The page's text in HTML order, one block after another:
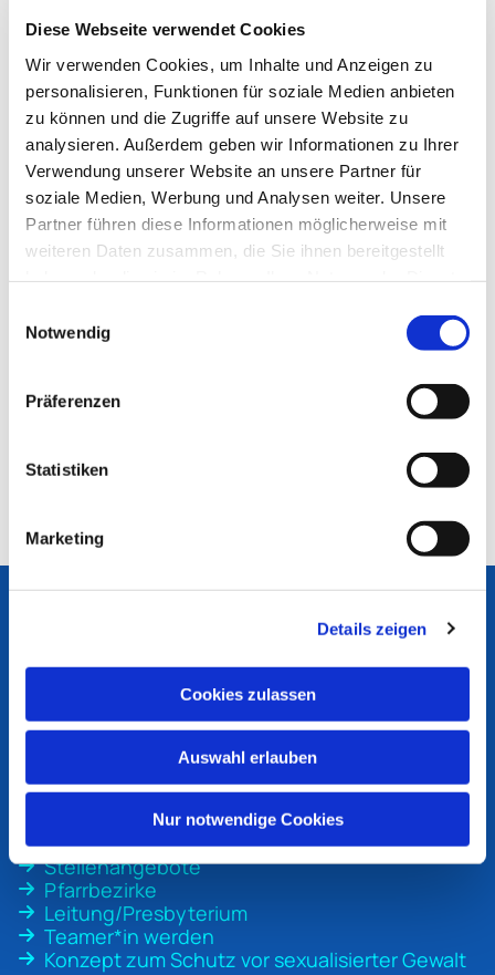
Diese Webseite verwendet Cookies
Wir verwenden Cookies, um Inhalte und Anzeigen zu
personalisieren, Funktionen für soziale Medien anbieten
zu können und die Zugriffe auf unsere Website zu
analysieren. Außerdem geben wir Informationen zu Ihrer
Verwendung unserer Website an unsere Partner für
soziale Medien, Werbung und Analysen weiter. Unsere
Partner führen diese Informationen möglicherweise mit
weiteren Daten zusammen, die Sie ihnen bereitgestellt
Notwendig
Präferenzen
Statistiken
Marketing
Details zeigen
Cookies zulassen
Auswahl erlauben
Nur notwendige Cookies
ev-kirche-bottrop@ekvw.de
Unsere Gemeinde
Stellenangebote
Pfarrbezirke
Leitung/Presbyterium
Teamer*in werden
Konzept zum Schutz vor sexualisierter Gewalt